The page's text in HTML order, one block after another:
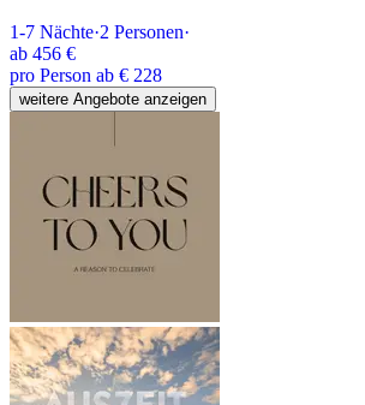
1-7 Nächte·2 Personen·
ab 456 €
pro Person ab € 228
weitere Angebote anzeigen